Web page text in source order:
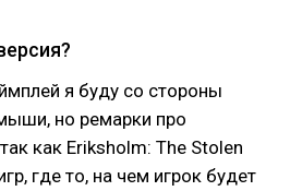
я буду со стороны
но ремарки про
как Eriksholm: The Stolen
где то, на чем игрок будет